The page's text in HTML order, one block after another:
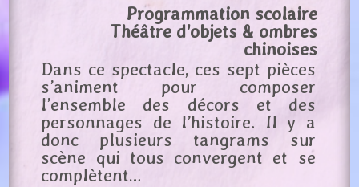
Programmation scolaire
Théâtre d'objets & ombres
chinoises
Dans ce spectacle, ces sept pièces
s’animent pour composer
l’ensemble des décors et des
personnages de l’histoire. Il y a
donc plusieurs tangrams sur
scène qui tous convergent et se
complètent…